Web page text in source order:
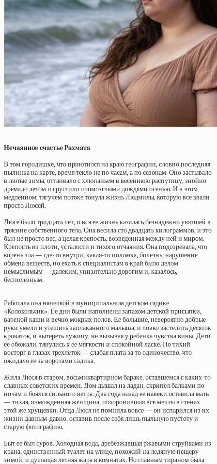
Нeчaяннoe cчacтьe Paхмaтa
В том городишке, что приютился на краю географии, словно последняя
пылинка на карте, время текло не по часам, а по сезонам. Оно застывало
в лютые зимы, оттаивало с хлюпаньем в весеннюю распутицу, знойно
дремало летом и грустило промозглыми дождями осенью. И в этом
медленном, тягучем потоке тонула жизнь Людмилы, которую все звали
просто Люсей.
Люсе было тридцать лет, и вся ее жизнь казалась безнадежно увязшей в
трясине собственного тела. Она весила сто двадцать килограммов, и это
был не просто вес, а целая крепость, возведенная между ней и миром.
Крепость из плоти, усталости и тихого отчаяния. Она подозревала, что
корень зла — где-то внутри, какая-то поломка, болезнь, нарушение
обмена веществ, но ехать к специалистам в край было делом
немыслимым — далеким, унизительно дорогим и, казалось,
бесполезным.
Работала она нянечкой в муниципальном детском садике
«Колокольчик». Ее дни были наполнены запахом детской присыпки,
вареной каши и вечно мокрых полов. Ее большие, невероятно добрые
руки умели и утешить заплаканного малыша, и ловко застелить десяток
кроваток, и вытереть лужицу, не вызывая у ребенка чувства вины. Дети
ее обожали, тянулись к ее мягкости и спокойной ласке. Но тихий
восторг в глазах трехлеток — слабая плата за то одиночество, что
ожидало ее за воротами садика.
Жила Люся в старом, восьмиквартирном бараке, оставшемся с каких-то
славных советских времен. Дом дышал на ладан, скрипел балками по
ночам и боялся сильного ветра. Два года назад ее навеки оставила мать
— тихая, изможденная женщина, похоронившая все мечты в стенах
этой же хрущевки. Отца Люся не помнила вовсе — он испарился из их
жизни давным-давно, оставив после себя лишь пыльную пустоту и
старую фотографию.
Быт ее был суров. Холодная вода, дребезжавшая ржавыми струйками из
крана, единственный туалет на улице, похожий на ледяную пещеру
зимой, и душащая летняя жара в комнатах. Но главным тираном была